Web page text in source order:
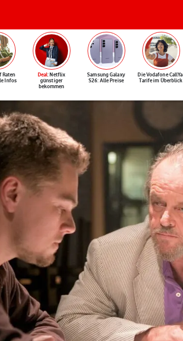
Raten
Infos
Deal: Netflix
günstiger
bekommen
Samsung Galaxy
S26: Alle Preise
Die Vodafone
Tarife im Überblick